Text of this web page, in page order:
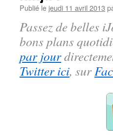
Publié le jeudi 11 avril 2013
Passez de belles
bons plans
par jour
Twitter ici, sur